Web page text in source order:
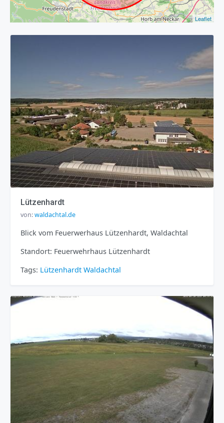
Leaflet
Lützenhardt
von:waldachtal.de
Blick vom Feuerwerhaus Lützenhardt, Waldachtal
Standort: Feuerwehrhaus Lützenhardt
Tags: Lützenhardt Waldachtal